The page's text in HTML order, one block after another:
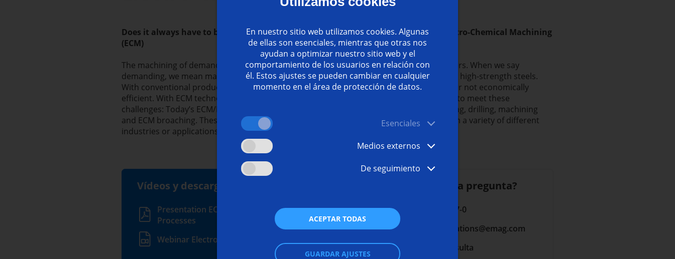
Does it always have to be machining? Breaking new ground in production with Electro-Chemical Machining
(ECM)
The machining of demanding workpieces can lead to big problems for production planners. When we say
demanding, we mean machining complicated workpiece geometries or materials such as high-strength steels.
With conventional production methods, these machining features are often impossible or not economically
efficient. With ECM technology, we can offer an innovative alternative designed precisely to meet these
challenges: Today’s ECM/PECM machines allow for new machining processes for deburring, drilling, machining
and ECM broaching. These systems enable us to machine unique and complex parts from a variety of different
industries or applications economically, flawlessly and with high reproducibility.
Vídeos y descargas
Presentation ECM Alternative Manufacturing
Processes
Webinar Electro-Chemical Machining (ECM)
¿Tiene alguna pregunta?
+49 7162 17-0
communications@emag.com
Enviar consulta
En nuestro sitio web utilizamos cookies. Algunas
de ellas son esenciales, mientras que otras nos
ayudan a optimizar nuestro sitio web y el
comportamiento de los usuarios en relación con
él. Estos ajustes se pueden cambiar en cualquier
momento en el área de protección de datos.
Esenciales
Medios externos
De seguimiento
ACEPTAR TODAS
GUARDAR AJUSTES